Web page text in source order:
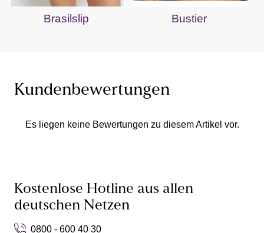
Brasilslip Bustier
Kundenbewertungen
Es liegen keine Bewertungen zu diesem Artikel vor.
Kostenlose Hotline aus allen
deutschen Netzen
0800 - 600 40 30